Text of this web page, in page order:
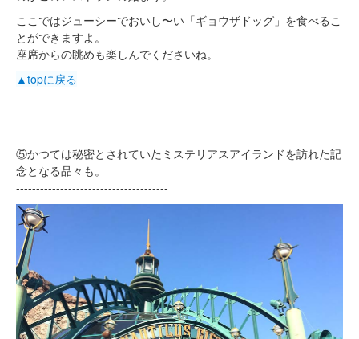
ここではジューシーでおいし〜い「ギョウザドッグ」を食べるこ
とができますよ。
座席からの眺めも楽しんでくださいね。
▲topに戻る
⑤かつては秘密とされていたミステリアスアイランドを訪れた記
念となる品々も。
--------------------------------------